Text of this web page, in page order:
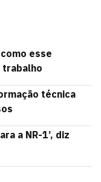
esse
trabalho
técnica
a NR-1’, diz